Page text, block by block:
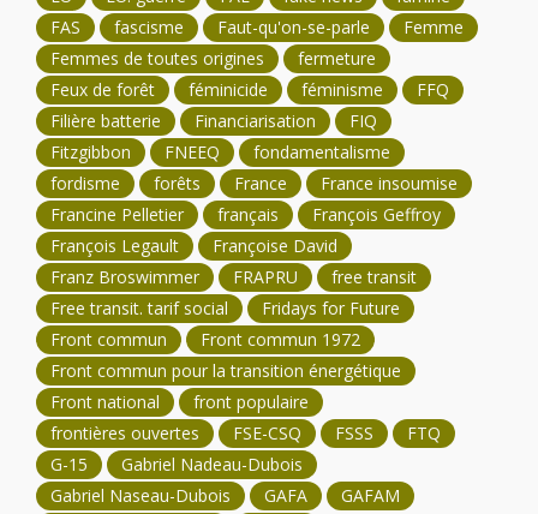
FAS
fascisme Faut-qu'on-se-parle
Femme
Femmes de toutes origines
fermeture
Feux de forêt
féminicide féminisme
FFQ
Filière batterie
Financiarisation
FIQ
Fitzgibbon
FNEEQ
fondamentalisme
fordisme
forêts France
France insoumise
Francine Pelletier
français
François Geffroy
François Legault
Françoise David
Franz Broswimmer
FRAPRU
free transit
Free transit. tarif social
Fridays for Future
Front commun
Front commun 1972
Front commun pour la transition énergétique
Front national
front populaire
frontières ouvertes
FSE-CSQ FSSS
FTQ
G-15
Gabriel Nadeau-Dubois
Gabriel Naseau-Dubois
GAFA
GAFAM